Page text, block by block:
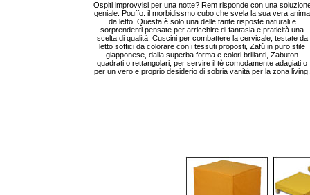
Ospiti improvvisi per una notte? Rem risponde con una
geniale: Pouffo: il morbidissmo cubo che svela la sua vera anima
da letto. Questa è solo una delle tante risposte naturali e
sorprendenti pensate per arricchire di fantasia e praticità una
scelta di qualità. Cuscini per combattere la cervicale, testate da
letto soffici da colorare con i tessuti proposti, Zafù in puro stile
giapponese, dalla superba forma e colori brillanti, Zabuton
quadrati o rettangolari, per servire il tè comodamente adagiati o
per un vero e proprio desiderio di sobria vanità per la zona living.